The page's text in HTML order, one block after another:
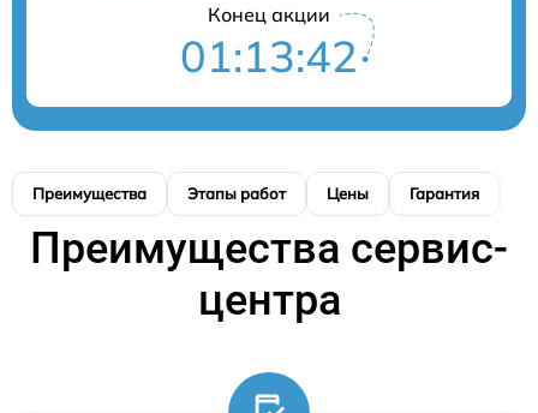
Конец акции
01:13:41
Преимущества Этапы работ Цены Гарантия
Преимущества сервис-
центра